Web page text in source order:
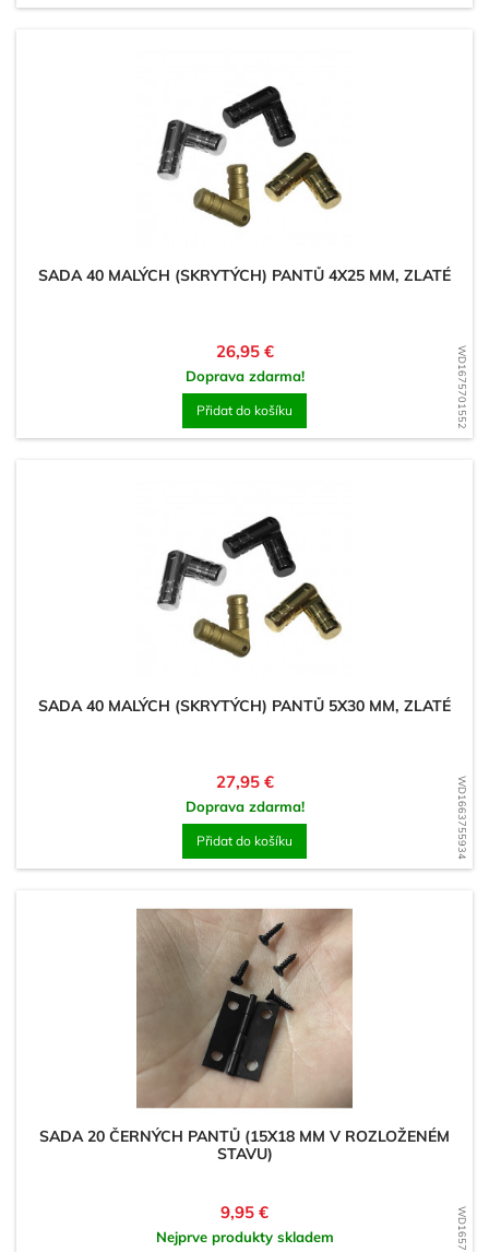
WD1675701552
SADA 40 MALÝCH (SKRYTÝCH) PANTŮ 4X25 MM, ZLATÉ
Cena
26,95 €
Doprava zdarma!
Přidat do košíku
WD1663755934
SADA 40 MALÝCH (SKRYTÝCH) PANTŮ 5X30 MM, ZLATÉ
Cena
27,95 €
Doprava zdarma!
Přidat do košíku
SADA 20 ČERNÝCH PANTŮ (15X18 MM V ROZLOŽENÉM
STAVU)
Cena
9,95 €
Nejprve produkty skladem